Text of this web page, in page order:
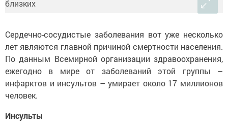
Сердечно-сосудистые заболевания вот уже несколько
лет являются главной причиной смертности населения.
По данным Всемирной организации здравоохранения,
ежегодно в мире от заболеваний этой группы –
инфарктов и инсультов – умирает около 17 миллионов
человек.
Инсульты